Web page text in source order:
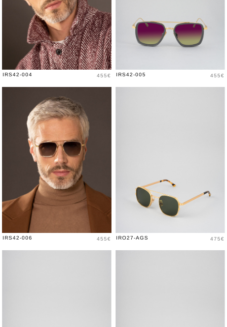
IRS42-004 Price
455€ IRS42-005 Price
455€
IRS42-006 Price
455€ IRO27-AGS Price
475€